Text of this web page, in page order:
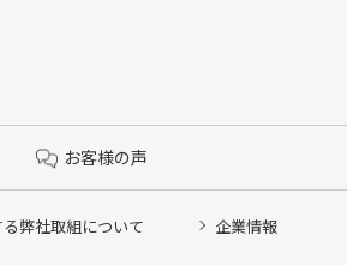
お客様の声
弊社取組について 企業情報